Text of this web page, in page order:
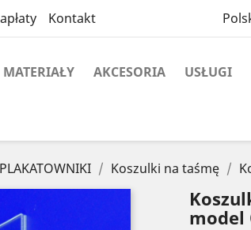
Kontakt
MATERIAŁY AKCESORIA USŁUGI
Koszulki na taśmę
model